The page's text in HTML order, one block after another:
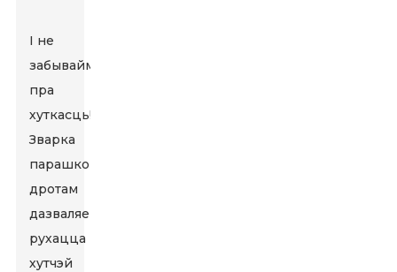
І не
забывайма
пра
хуткасць!
Зварка
парашковым
дротам
дазваляе
рухацца
хутчэй